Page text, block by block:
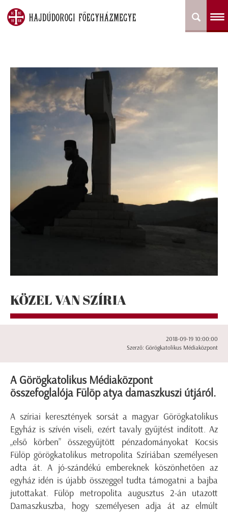
KÖZEL VAN SZÍRIA
2018-09-19 10:00:00
Szerző: Görögkatolikus Médiaközpont
A Görögkatolikus Médiaközpont
összefoglalója Fülöp atya damaszkuszi útjáról.
A szíriai keresztények sorsát a magyar Görögkatolikus
Egyház is szívén viseli, ezért tavaly gyűjtést indított. Az
„első körben” összegyűjtött pénzadományokat Kocsis
Fülöp görögkatolikus metropolita Szíriában személyesen
adta át. A jó-szándékú embereknek köszönhetően az
egyház idén is újabb összeggel tudta támogatni a bajba
jutottakat. Fülöp metropolita augusztus 2-án utazott
Damaszkuszba, hogy személyesen adja át az elmúlt